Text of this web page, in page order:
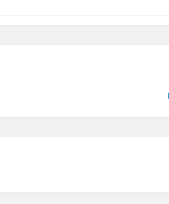
шиномонтаж, Wi-Fi, оптовые